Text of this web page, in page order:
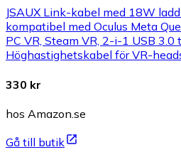
JSAUX Link-kabel med 18W
kompatibel med Oculus Meta
PC VR, Steam VR, 2-i-1 USB 3.0
Höghastighetskabel för VR-
330 kr
hos Amazon.se
Gå till butik